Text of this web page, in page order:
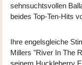
sehnsuchtsvollen
beides Top-Ten-Hits
Ihre engelsgleiche
Millers "River In The
seinem Huckleberry